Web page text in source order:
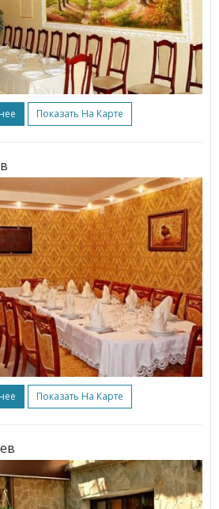
Показать На Карте
Показать На Карте